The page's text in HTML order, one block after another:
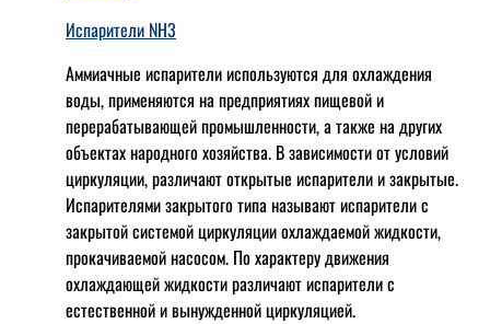
Испарители NH3
Аммиачные испарители используются для охлаждения
воды, применяются на предприятиях пищевой и
перерабатывающей промышленности, а также на других
объектах народного хозяйства. В зависимости от условий
циркуляции, различают открытые испарители и закрытые.
Испарителями закрытого типа называют испарители с
закрытой системой циркуляции охлаждаемой жидкости,
прокачиваемой насосом. По характеру движения
охлаждающей жидкости различают испарители с
естественной и вынужденной циркуляцией.